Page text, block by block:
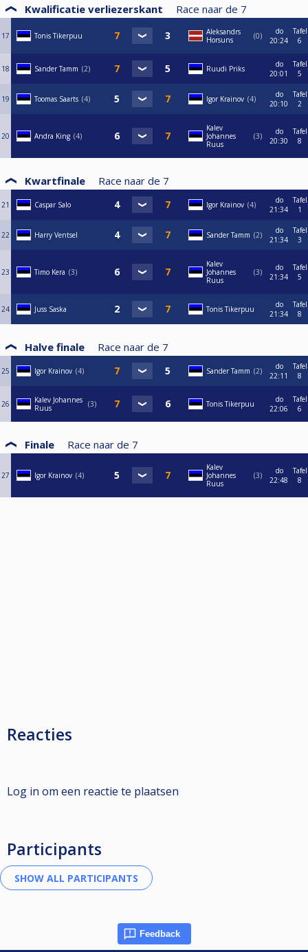
Kwalificatie verliezerskant Race naar de 7
17 Tonis Tikerpuu
Aleksandrs
Horsuns
0
do
20:24
Tafel
6
18 Sander Tamm 2 Ruudi Priks
do
20:01
Tafel
5
19 Toomas Saarts 4 Igor Krainov 4
do
20:10
Tafel
2
20 Andra King 4
Kalev
Johannes
Ruus
3
do
20:30
Tafel
8
Kwartfinale Race naar de 7
21 Caspar Salo Igor Krainov 4
do
21:34
Tafel
1
22 Harry Ventsel Sander Tamm 2
do
21:34
Tafel
3
23 Timo Kera 3
Kalev
Johannes
Ruus
3
do
21:34
Tafel
5
24 Juss Saska Tonis Tikerpuu
do
21:34
Tafel
8
Halve finale Race naar de 7
25 Igor Krainov 4 Sander Tamm 2
do
22:11
Tafel
8
26
Kalev Johannes
Ruus
3 Tonis Tikerpuu
do
22:06
Tafel
6
Finale Race naar de 7
27 Igor Krainov 4
Kalev
Johannes
Ruus
3
do
22:48
Tafel
8
Reacties
Log in om een reactie te plaatsen
Participants
Feedback